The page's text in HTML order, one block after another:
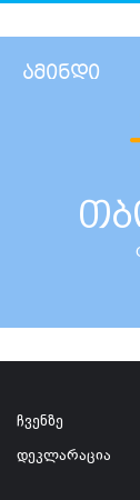
ამინდი
ჩვენზე
დეკლარაცია